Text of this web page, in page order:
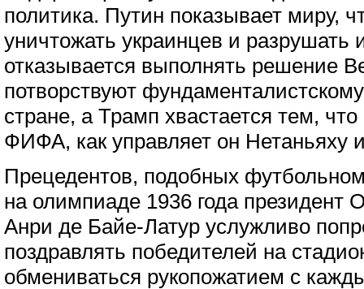
политика. Путин показывает миру,
уничтожать украинцев и разрушать
отказывается выполнять решение
потворствуют
стране, а Трамп хвастается тем,
ФИФА, как управляет он Нетаньяху
Прецедентов, подобных
на олимпиаде 1936 года президент
Анри де Байе-Латур услужливо
поздравлять победителей на
обмениваться рукопожатием с